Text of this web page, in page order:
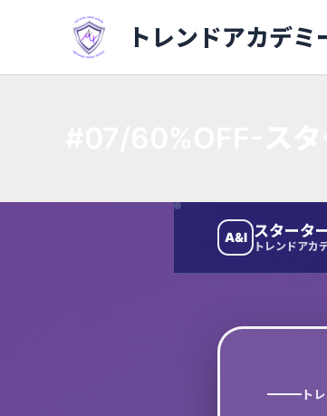
トレンドアカデミ
A&I スタータ
トレンドアカ
ト